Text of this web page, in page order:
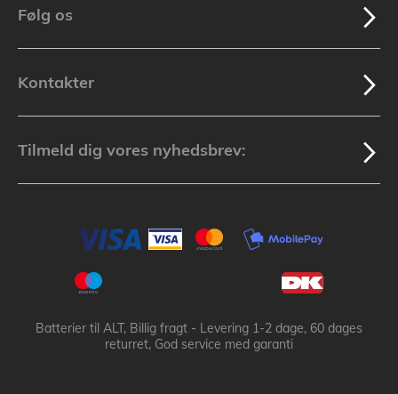
Følg os
Kontakter
Tilmeld dig vores nyhedsbrev:
Batterier til ALT, Billig fragt - Levering 1-2 dage, 60 dages
returret, God service med garanti